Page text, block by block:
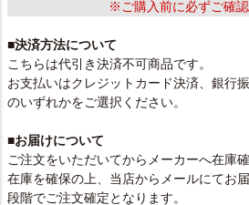
※ご購入前に必ずご確認
■決済方法について
こちらは代引き決済不可商品です。
お支払いはクレジットカード決済、銀行
のいずれかをご選択ください。
■お届けについて
ご注文をいただいてからメーカーへ在庫
在庫を確保の上、当店からメールにてお
段階でご注文確定となります。